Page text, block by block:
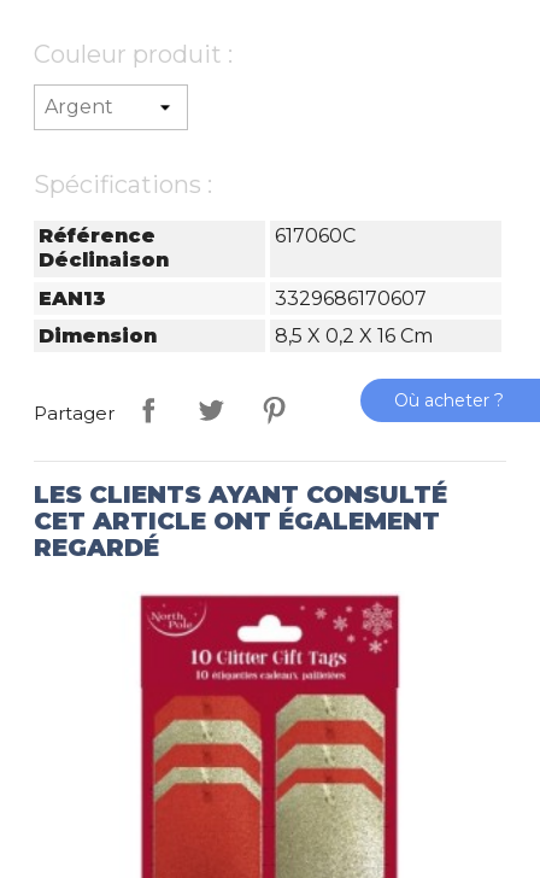
Couleur produit :
Spécifications :
Référence
Déclinaison
617060C
EAN13
3329686170607
Dimension
8,5 X 0,2 X 16 Cm
Partager
LES CLIENTS AYANT CONSULTÉ
CET ARTICLE ONT ÉGALEMENT
REGARDÉ
Où acheter ?